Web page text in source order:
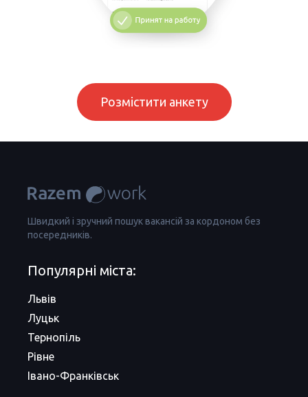
Розмістити анкету
Швидкий і зручний пошук вакансій за кордоном без
посередників.
Популярні міста:
Львів
Луцьк
Тернопіль
Рівне
Івано-Франківськ